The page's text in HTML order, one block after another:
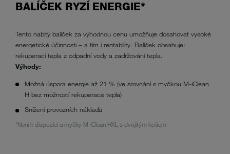
BALÍČEK RYZÍ ENERGIE*
Tento nabitý balíček za výhodnou cenu umožňuje dosahovat vysoké
energetické účinnosti – a tím i rentability. Balíček obsahuje:
rekuperaci tepla z odpadní vody a zadržování tepla.
Výhody:
Možná úspora energie až 21 % (ve srovnání s myčkou M-iClean
H bez možností rekuperace tepla)
Snížení provozních nákladů
*Není k dispozici u myčky M-iClean HXL s dvojitým košem